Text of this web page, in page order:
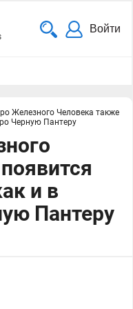
Войти
Железного Человека также
Черную Пантеру
и в
Пантеру